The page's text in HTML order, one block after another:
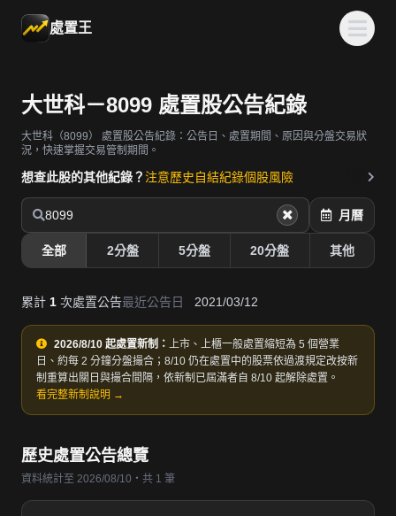
處置王
大世科－8099 處置股公告紀錄
大世科（8099）
處置股公告紀錄：公告日、處置期間、原因與分盤交易狀
況，快速掌握交易管制期間。
想查此股的其他紀錄？ 注意歷史自結紀錄個股風險
8099 月曆
全部 2分盤 5分盤 20分盤 其他
累計 1 次處置公告最近公告日 2021/03/12
2026/8/10 起處置新制： 上市、上櫃一般處置縮短為 5 個營業
日、約每 2 分鐘分盤撮合；8/10 仍在處置中的股票依過渡規定改按新
制重算出關日與撮合間隔，依新制已屆滿者自 8/10 起解除處置。
看完整新制說明 →
歷史處置公告總覽
資料統計至 2026/08/10・共 1 筆